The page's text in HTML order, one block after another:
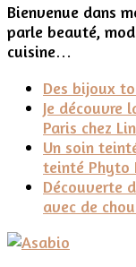
Bienvenue dans
parle beauté,
cuisine…
Des bijoux
Je découvre
Paris chez
Un soin
teinté Phyto
Découverte
avec de